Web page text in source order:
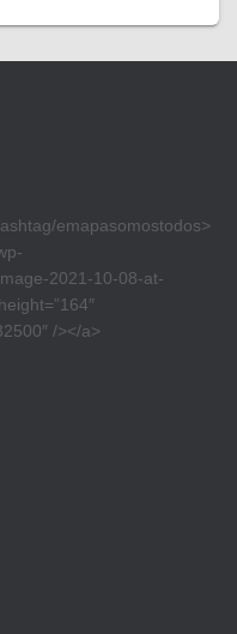
emapasomostodos>
2021-10-08-at-
/></a>